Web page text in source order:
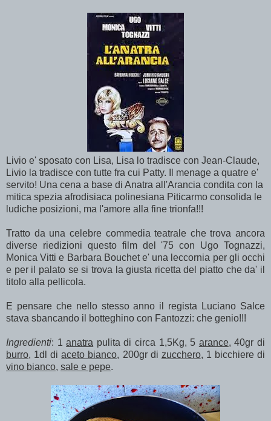
Livio e' sposato con Lisa, Lisa lo tradisce con Jean-Claude,
Livio la tradisce con tutte fra cui Patty. Il menage a quatre e'
servito! Una cena a base di Anatra all'Arancia condita con la
mitica spezia afrodisiaca polinesiana Piticarmo consolida le
ludiche posizioni, ma l'amore alla fine trionfa!!!
Tratto da una celebre commedia teatrale che trova ancora
diverse riedizioni questo film del '75 con Ugo Tognazzi,
Monica Vitti e Barbara Bouchet e' una leccornia per gli occhi
e per il palato se si trova la giusta ricetta del piatto che da' il
titolo alla pellicola.
E pensare che nello stesso anno il regista Luciano Salce
stava sbancando il botteghino con Fantozzi: che genio!!!
Ingredienti: 1anatra pulita di circa 1,5Kg, 5 arance, 40gr di
burro, 1dl diaceto bianco, 200gr di zucchero, 1 bicchiere di
vino bianco, sale e pepe.